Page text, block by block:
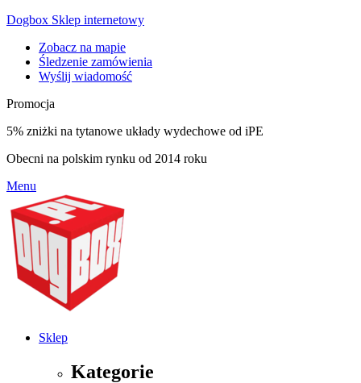
Dogbox Sklep internetowy
Zobacz na mapie
Śledzenie zamówienia
Wyślij wiadomość
Promocja
5% zniżki na tytanowe układy wydechowe od iPE
Obecni na polskim rynku od 2014 roku
Menu
Sklep
Kategorie